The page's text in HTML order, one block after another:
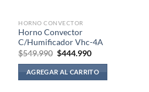
HORNO CONVECTOR
Horno Convector
C/Humificador Vhc-4A
$549.990 El
original
era:
$549.990.
$444.990El
actual
es:
$444.990.
AGREGAR AL CARRITO